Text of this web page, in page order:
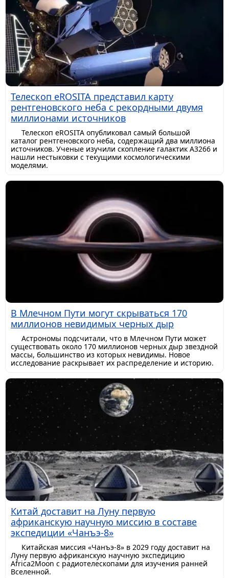
Телескоп eROSITA представил карту
рентгеновского неба с рекордными двумя
миллионами источников
Телескоп eROSITA опубликовал самый большой
каталог рентгеновского неба, содержащий два миллиона
источников. Ученые изучили скопление галактик A3266 и
нашли нестыковки с текущими космологическими
моделями.
В Млечном Пути могут скрываться 170
миллионов невидимых черных дыр
Астрономы подсчитали, что в Млечном Пути может
существовать около 170 миллионов черных дыр звездной
массы, большинство из которых невидимы. Новое
исследование раскрывает их распределение и историю.
Китай доставит на Луну первую
африканскую научную миссию в составе
экспедиции «Чанъэ-8»
Китайская миссия «Чанъэ-8» в 2029 году доставит на
Луну первую африканскую научную экспедицию
Africa2Moon с радиотелескопами для изучения ранней
Вселенной.